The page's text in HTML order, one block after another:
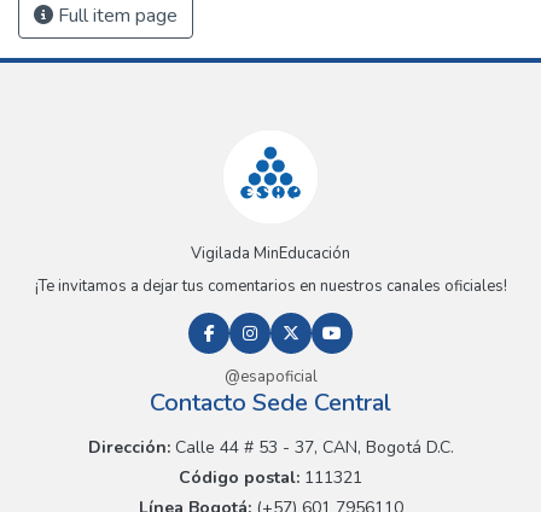
Full item page
Vigilada MinEducación
¡Te invitamos a dejar tus comentarios en nuestros canales oficiales!
@esapoficial
Contacto Sede Central
Dirección:Calle 44 # 53 - 37, CAN, Bogotá D.C.
Código postal: 111321